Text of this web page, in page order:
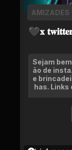
🖤𝐱
AMIZADES
Sejam
ão de
e
has. Links